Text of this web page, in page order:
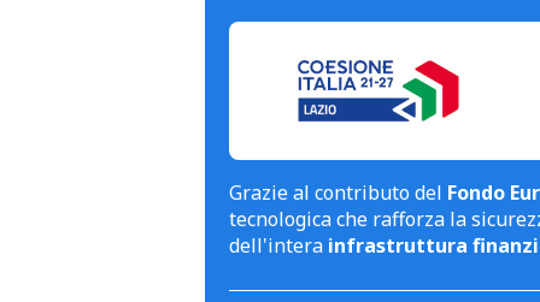
Grazie al contributo del Fondo
tecnologica che rafforza la
dell'intera infrastruttura